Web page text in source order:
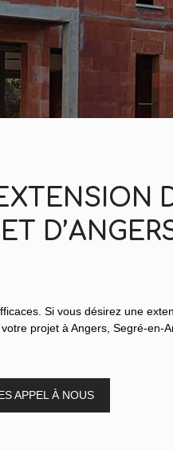
Si vous désirez une
projet à Angers, Segré-en-
APPEL À NOUS